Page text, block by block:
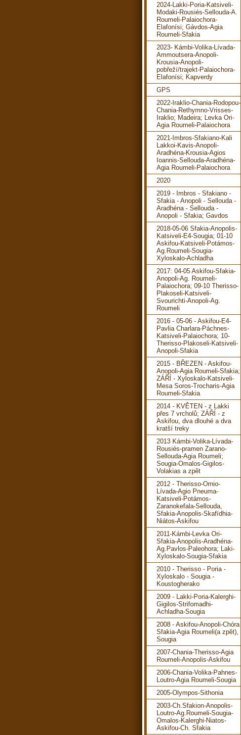
2024-Lakki-Poria-Katsiveli-
Modaki-Rousiés-Sellouda-A.
Roumeli-Palaiochora-
Elafonísi; Gávdos-Agia
Roumeli-Sfakia
2023- Kámbi-Volika-Lívada-
Ammoutsera-Anopoli-
Krousia-Anopoli-
pobřeží/trajekt-Palaiochora-
Elafonísi; Kapverdy
GPS
2022-Iraklio-Chania-Rodopou-
Chania-Rethymno-Vrisses-
Iraklio; Madeira; Levka Ori-
Agia Roumeli-Palaiochora
2021-Imbros-Sfakiano-Kali
Lakkoi-Kavis-Anopoli-
Aradhéna-Krousia-Agios
Ioannis-Sellouda-Aradhéna-
Agia Roumeli-Palaiochora
2020
2019 - Imbros - Sfakiano -
Sfakia - Anopoli - Sellouda -
Aradhéna - Sellouda -
Anopoli - Sfakia; Gavdos
2018-05-06 Sfakia-Anopolis-
Katsiveli-E4-Sougia; 01-10
Askifou-Katsiveli-Potámos-
Ag.Roumeli-Sougia-
Xyloskalo-Achladha
2017: 04-05 Askifou-Sfakia-
Anopoli-Ag. Roumeli-
Palaiochora; 09-10 Therisso-
Plakoseli-Katsiveli-
Svourichti-Anopoli-Ag.
Roumeli
2016 - 05-06 - Askifou-E4-
Pavlia Charlara-Páchnes-
Katsiveli-Palaiochora; 10-
Therisso-Plakoseli-Katsiveli-
Anopoli-Sfakia
2015 - BŘEZEN - Askifou-
Anopoli-Agia Roumeli-Sfakia;
ZÁŘÍ - Xyloskalo-Katsiveli-
Mesa Soros-Trocharis-Agia
Roumeli-Sfakia
2014 - KVĚTEN - z Lakki
přes 7 vrcholů; ZÁŘÍ - z
Askifou, dva dlouhé a dva
kratší treky
2013 Kámbi-Volika-Lívada-
Rousiés-pramen Zarano-
Sellouda-Agia Roumeli;
Sougia-Omalos-Gigilos-
Volakias a zpět
2012 - Therisso-Ornio-
Lívada-Agio Pneuma-
Katsiveli-Potámos-
Zaranokefala-Sellouda,
Sfakia-Anopolis-Skafídhia-
Niátos-Askifou
2011-Kámbi-Levka Ori-
Sfakia-Anopolis-Aradhéna-
Ag.Pavlos-Paleohora; Laki-
Xyloskalo-Sougia-Sfakia
2010 - Therisso - Poria -
Xyloskalo - Sougia -
Koustogherako
2009 - Lakki-Poria-Kalerghi-
Gigilos-Strifomadhi-
Achladha-Sougia
2008 - Askifou-Anopoli-Chóra
Sfakia-Agia Roumeli(a zpět),
Sougia
2007-Chania-Therisso-Agia
Roumeli-Anopolis-Askifou
2006-Chania-Volika-Pahnes-
Loutro-Agia Roumeli-Sougia
2005-Olympos-Sithonia
2003-Ch.Sfakion-Anopolis-
Loutro-Ag.Roumeli-Sougia-
Omalos-Kalerghi-Niatos-
Askifou-Ch. Sfakia